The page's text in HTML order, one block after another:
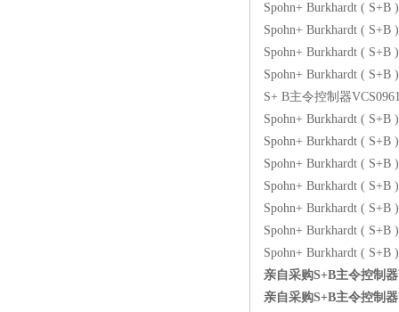
Spohn+ Burkhardt ( S+B
Spohn+ Burkhardt (
Spohn+ Burkhardt ( S+B
Spohn+ Burkhardt (
S+ B主令控制器
Spohn+ Burkhardt ( S+B
Spohn+ Burkhardt ( S+B
Spohn+ Burkhardt (
Spohn+ Burkhardt (
Spohn+ Burkhardt ( S+B
Spohn+ Burkhardt ( S+B
Spohn+ Burkhardt ( S+B
亲自采购S+B主令控制
亲自采购S+B主令控制